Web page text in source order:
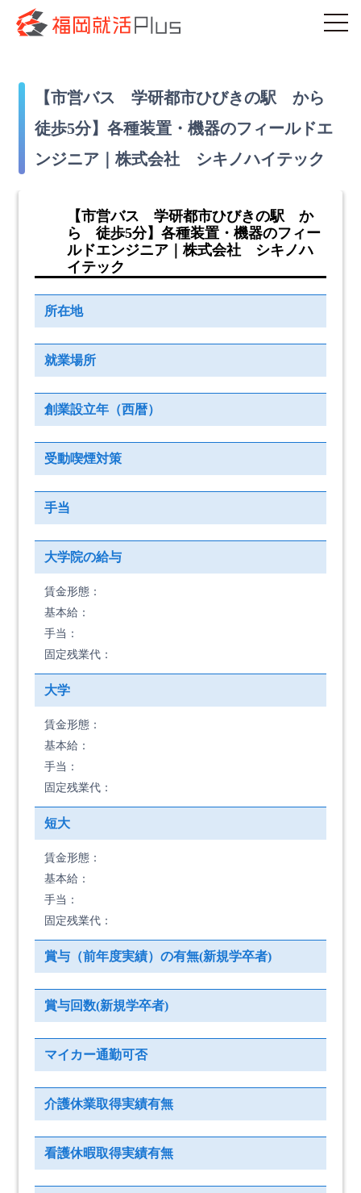
【市営バス 学研都市ひびきの駅 から
徒歩5分】各種装置・機器のフィールドエ
ンジニア｜株式会社 シキノハイテック
【市営バス 学研都市ひびきの駅 か
ら 徒歩5分】各種装置・機器のフィー
ルドエンジニア｜株式会社 シキノハ
イテック
所在地
就業場所
創業設立年（西暦）
受動喫煙対策
手当
大学院の給与
賃金形態：
基本給：
手当：
固定残業代：
大学
賃金形態：
基本給：
手当：
固定残業代：
短大
賃金形態：
基本給：
手当：
固定残業代：
賞与（前年度実績）の有無(新規学卒者)
賞与回数(新規学卒者)
マイカー通勤可否
介護休業取得実績有無
看護休暇取得実績有無